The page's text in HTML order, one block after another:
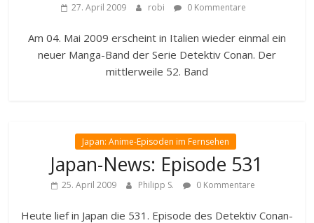
27. April 2009 robi 0 Kommentare
Am 04. Mai 2009 erscheint in Italien wieder einmal ein
neuer Manga-Band der Serie Detektiv Conan. Der
mittlerweile 52. Band
Japan: Anime-Episoden im Fernsehen
Japan-News: Episode 531
25. April 2009 Philipp S. 0 Kommentare
Heute lief in Japan die 531. Episode des Detektiv Conan-